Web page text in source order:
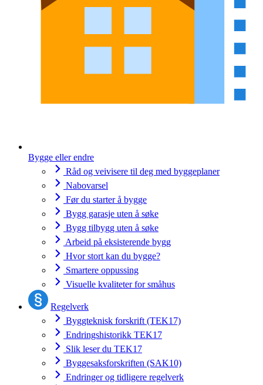
Bygge eller endre
Råd og veivisere til deg med byggeplaner
Nabovarsel
Før du starter å bygge
Bygg garasje uten å søke
Bygg tilbygg uten å søke
Arbeid på eksisterende bygg
Hvor stort kan du bygge?
Smartere oppussing
Visuelle kvaliteter for småhus
Regelverk
Byggteknisk forskrift (TEK17)
Endringshistorikk TEK17
Slik leser du TEK17
Byggesaksforskriften (SAK10)
Endringer og tidligere regelverk